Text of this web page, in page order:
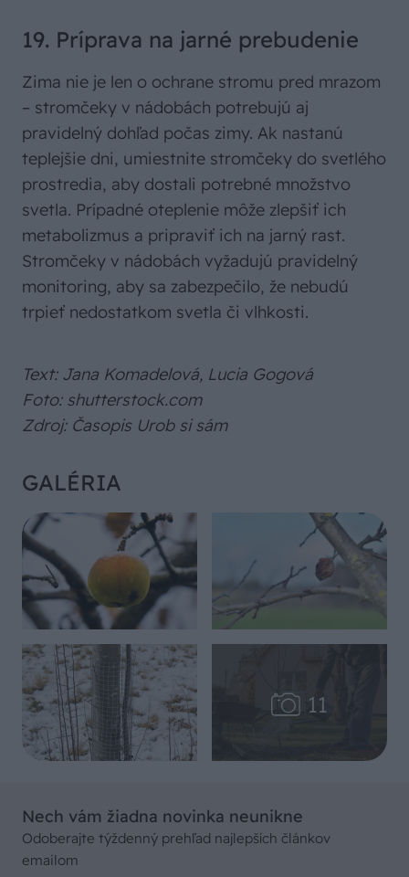
19. Príprava na jarné prebudenie
Zima nie je len o ochrane stromu pred mrazom
– stromčeky v nádobách potrebujú aj
pravidelný dohľad počas zimy. Ak nastanú
teplejšie dni, umiestnite stromčeky do svetlého
prostredia, aby dostali potrebné množstvo
svetla. Prípadné oteplenie môže zlepšiť ich
metabolizmus a pripraviť ich na jarný rast.
Stromčeky v nádobách vyžadujú pravidelný
monitoring, aby sa zabezpečilo, že nebudú
trpieť nedostatkom svetla či vlhkosti.
Text: Jana Komadelová, Lucia Gogová
Foto: shutterstock.com
Zdroj: Časopis Urob si sám
GALÉRIA
Nech vám žiadna novinka neunikne
Odoberajte týždenný prehľad najlepších článkov
emailom